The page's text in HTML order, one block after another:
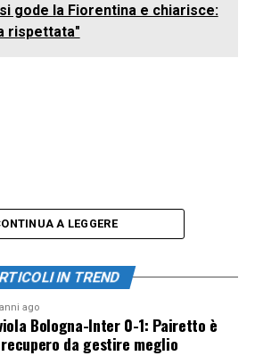
gode la Fiorentina e chiarisce:
rispettata"
A LEGGERE
IN TREND
ago
Bologna-Inter 0-1: Pairetto è
da gestire meglio